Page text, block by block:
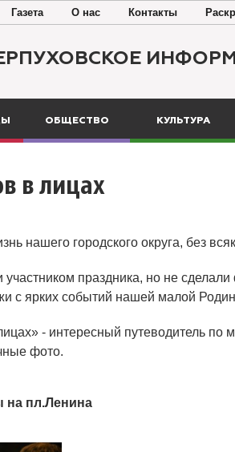
Газета О нас Контакты
ОБЩЕСТВО КУЛЬТУРА
в лицах
нашего городского округа, без
участником праздника, но не
с ярких событий нашей малой
- интересный путеводитель по
фото.
на пл.Ленина